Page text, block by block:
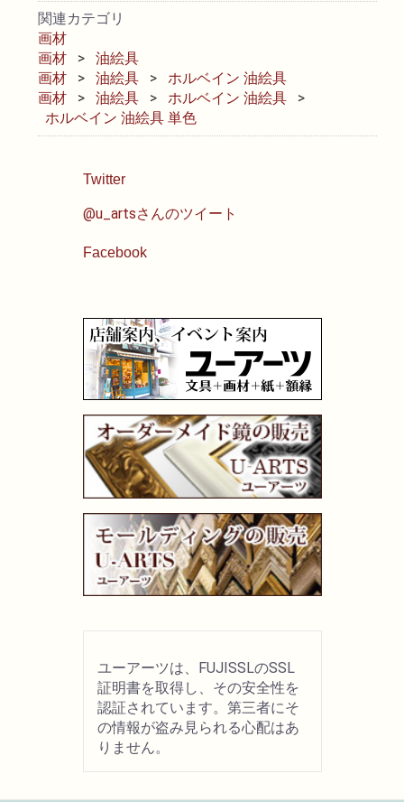
Twitter
@u_artsさんのツイート
Facebook
ユーアーツは、FUJISSLのSSL
証明書を取得し、その安全性を
認証されています。第三者にそ
の情報が盗み見られる心配はあ
りません。
関連カテゴリ
画材
画材
油絵具
画材
油絵具
ホルベイン 油絵具
画材
油絵具
ホルベイン 油絵具
ホルベイン 油絵具 単色鉛筆・木炭
筆
製図用品
キャンバス・パネル
その他文具
雑貨
書籍
U-ARTSオリジナルグッズ